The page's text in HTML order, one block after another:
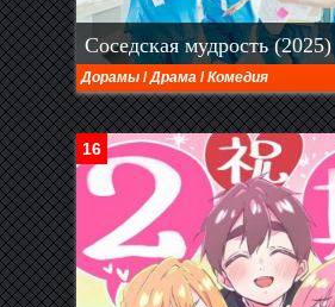
Соседская мудрость (2025)
Дорамы /Драма /Комедия
16